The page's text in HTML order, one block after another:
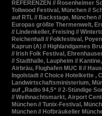
REFERENZEN // Rosenheimer
Tollwood Festival, München //
auf RTL // Backstage, München
Europas größte Thermenwelt,
// Lindenkeller, Freising //
Reichenhall // Folkfestival,
Kaprun (A) // Highlandgames
// Irish Folk Festival,
// Stadthalle, Laupheim //
Airbräu, Flughafen MUC II //
Ingolstadt // Choice Hotelkette ,
Landwirtschaftsministerium,
auf „Radio 94,5“ // 2-Stündige
// Weihnachtsmarkt, Airport
München // Tunix-Festival,
München // Hofbräukeller